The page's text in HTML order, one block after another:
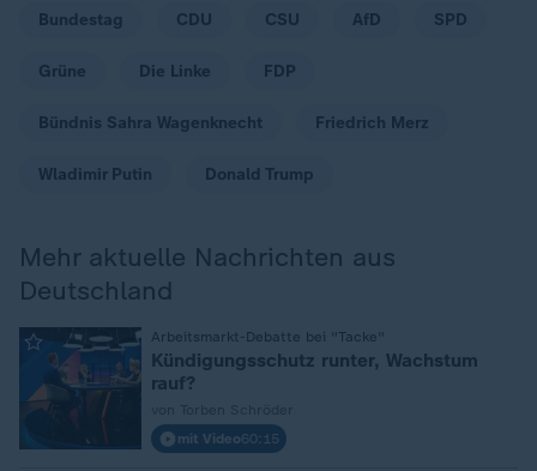
Bundestag CDU CSU AfD SPD
Grüne Die Linke FDP
Bündnis Sahra Wagenknecht Friedrich Merz
Wladimir Putin Donald Trump
Mehr aktuelle Nachrichten aus
Deutschland
Arbeitsmarkt-Debatte bei "Tacke"
:
Kündigungsschutz runter, Wachstum
rauf?
mit Video60:15